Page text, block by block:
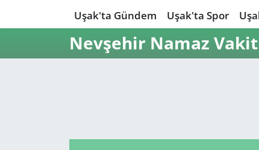
Uşak'ta Gündem
Uşak'ta Spor
Nevşehir Namaz
Namaz Vakitleri
Trafik Durumu
Son Dakika Haberleri